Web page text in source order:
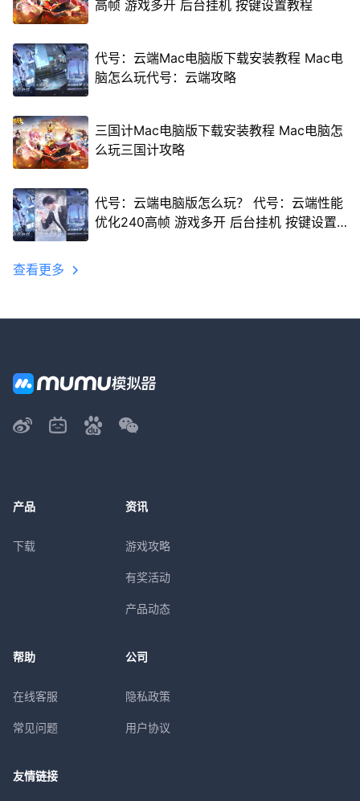
高帧 游戏多开 后台挂机 按键设置教程
代号：云端Mac电脑版下载安装教程 Mac电
脑怎么玩代号：云端攻略
三国计Mac电脑版下载安装教程 Mac电脑怎
么玩三国计攻略
代号：云端电脑版怎么玩？ 代号：云端性能
优化240高帧 游戏多开 后台挂机 按键设置
查看更多
产品
下载
资讯
游戏攻略
有奖活动
产品动态
帮助
在线客服
常见问题
公司
隐私政策
用户协议
友情链接